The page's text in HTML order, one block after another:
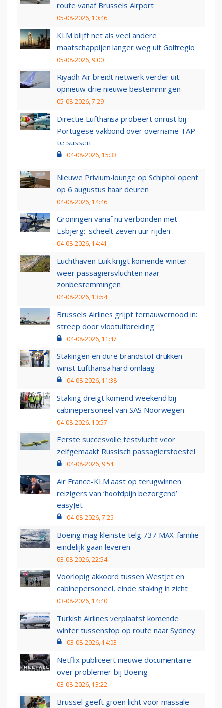
route vanaf Brussels Airport
05-08-2026, 10:46
KLM blijft net als veel andere
maatschappijen langer weg uit Golfregio
05-08-2026, 9:00
Riyadh Air breidt netwerk verder uit:
opnieuw drie nieuwe bestemmingen
05-08-2026, 7:29
Directie Lufthansa probeert onrust bij
Portugese vakbond over overname TAP
te sussen
04-08-2026, 15:33
Nieuwe Privium-lounge op Schiphol opent
op 6 augustus haar deuren
04-08-2026, 14:46
Groningen vanaf nu verbonden met
Esbjerg: 'scheelt zeven uur rijden'
04-08-2026, 14:41
Luchthaven Luik krijgt komende winter
weer passagiersvluchten naar
zonbestemmingen
04-08-2026, 13:54
Brussels Airlines grijpt ternauwernood in:
streep door vlootuitbreiding
04-08-2026, 11:47
Stakingen en dure brandstof drukken
winst Lufthansa hard omlaag
04-08-2026, 11:38
Staking dreigt komend weekend bij
cabinepersoneel van SAS Noorwegen
04-08-2026, 10:57
Eerste succesvolle testvlucht voor
zelfgemaakt Russisch passagierstoestel
04-08-2026, 9:54
Air France-KLM aast op terugwinnen
reizigers van ‘hoofdpijn bezorgend’
easyJet
04-08-2026, 7:26
Boeing mag kleinste telg 737 MAX-familie
eindelijk gaan leveren
03-08-2026, 22:54
Voorlopig akkoord tussen WestJet en
cabinepersoneel, einde staking in zicht
03-08-2026, 14:40
Turkish Airlines verplaatst komende
winter tussenstop op route naar Sydney
03-08-2026, 14:03
Netflix publiceert nieuwe documentaire
over problemen bij Boeing
03-08-2026, 13:22
Brussel geeft groen licht voor massale